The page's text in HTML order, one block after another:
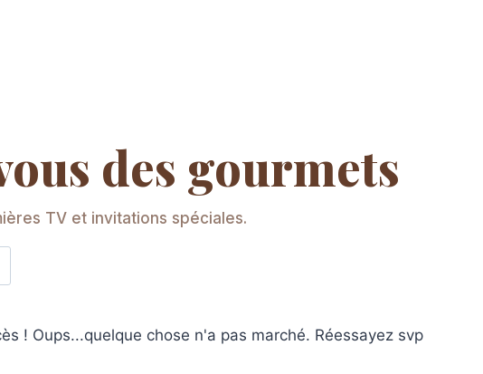
des gourmets
TV et invitations spéciales.
! Oups...quelque chose n'a pas marché. Réessayez svp